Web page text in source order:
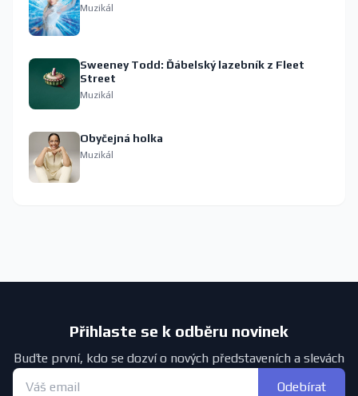
Muzikál
Sweeney Todd: Ďábelský lazebník z Fleet
Street
Muzikál
Obyčejná holka
Muzikál
Přihlaste se k odběru novinek
Buďte první, kdo se dozví o nových představeních a slevách
Odebírat